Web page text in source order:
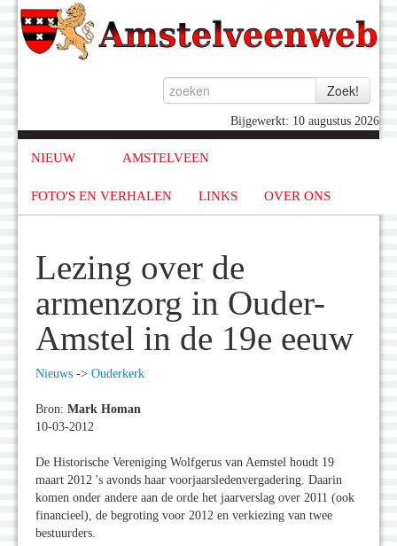
Bijgewerkt: 10 augustus 2026
NIEUW AMSTELVEEN
FOTO'S EN VERHALEN LINKS OVER ONS
Lezing over de
armenzorg in Ouder-
Amstel in de 19e eeuw
Nieuws -> Ouderkerk
Bron: Mark Homan
10-03-2012
De Historische Vereniging Wolfgerus van Aemstel houdt 19
maart 2012 's avonds haar voorjaarsledenvergadering. Daarin
komen onder andere aan de orde het jaarverslag over 2011 (ook
financieel), de begroting voor 2012 en verkiezing van twee
bestuurders.